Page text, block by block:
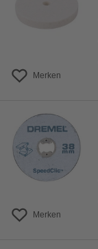
Merken
Merken